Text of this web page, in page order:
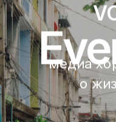
медиа
о